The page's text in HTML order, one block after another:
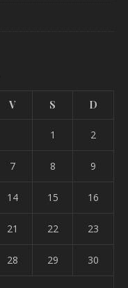
V S D
1 2
7 8 9
14 15 16
21 22 23
28 29 30